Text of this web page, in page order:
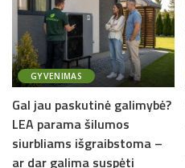
GYVENIMAS
Gal jau paskutinė galimybė?
LEA parama šilumos
siurbliams išgraibstoma –
ar dar galima suspėti